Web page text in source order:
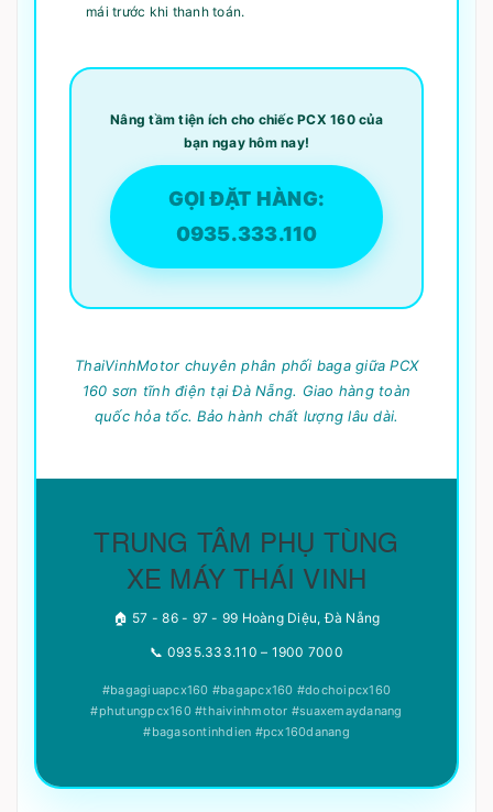
mái trước khi thanh toán.
Nâng tầm tiện ích cho chiếc PCX 160 của
bạn ngay hôm nay!
GỌI ĐẶT HÀNG:
0935.333.110
ThaiVinhMotor chuyên phân phối baga giữa PCX
160 sơn tĩnh điện tại Đà Nẵng. Giao hàng toàn
quốc hỏa tốc. Bảo hành chất lượng lâu dài.
TRUNG TÂM PHỤ TÙNG
XE MÁY THÁI VINH
🏠 57 - 86 - 97 - 99 Hoàng Diệu, Đà Nẵng
📞 0935.333.110 – 1900 7000
#bagagiuapcx160 #bagapcx160 #dochoipcx160
#phutungpcx160 #thaivinhmotor #suaxemaydanang
#bagasontinhdien #pcx160danang